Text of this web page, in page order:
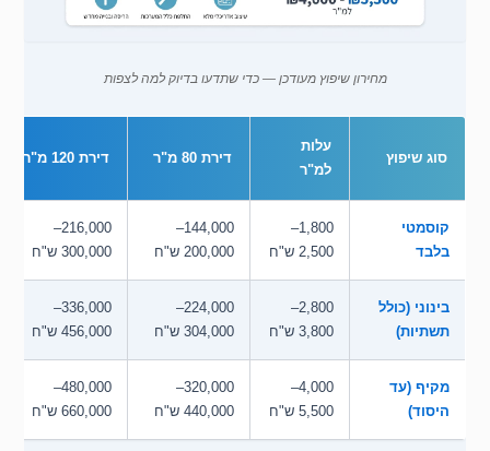
מחירון שיפוץ מעודכן — כדי שתדעו בדיוק למה לצפות
סוג שיפוץ
עלות
למ"ר
דירת 80 מ"ר דירת 120 מ"ר
קוסמטי
בלבד
1,800–
2,500 ש"ח
144,000–
200,000 ש"ח
216,000–
300,000 ש"ח
בינוני (כולל
תשתיות)
2,800–
3,800 ש"ח
224,000–
304,000 ש"ח
336,000–
456,000 ש"ח
מקיף (עד
היסוד)
4,000–
5,500 ש"ח
320,000–
440,000 ש"ח
480,000–
660,000 ש"ח